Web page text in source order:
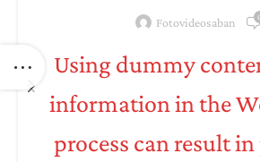
Fotovideosaban
Using dummy
information in the
process can result